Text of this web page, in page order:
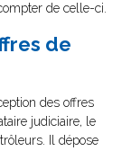
de celle-ci.
de
des offres
judiciaire, le
Il dépose